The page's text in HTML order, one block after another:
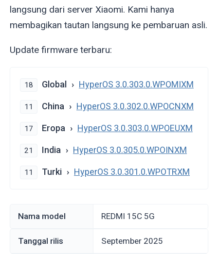
langsung dari server Xiaomi. Kami hanya
membagikan tautan langsung ke pembaruan asli.
Update firmware terbaru:
18 Global HyperOS 3.0.303.0.WPOMIXM
11 China HyperOS 3.0.302.0.WPOCNXM
17 Eropa HyperOS 3.0.303.0.WPOEUXM
21 India HyperOS 3.0.305.0.WPOINXM
11 Turki HyperOS 3.0.301.0.WPOTRXM
Nama model REDMI 15C 5G
Tanggal rilis September 2025